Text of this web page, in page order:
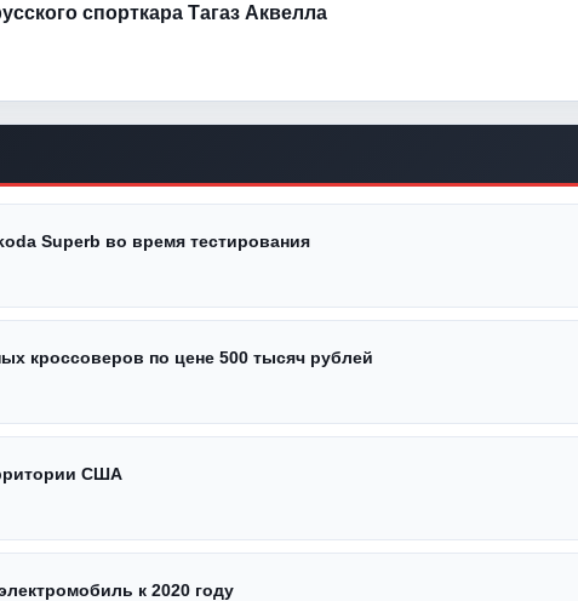
спорткара Тагаз Аквелла
Superb во время тестирования
кроссоверов по цене 500 тысяч рублей
США
к 2020 году